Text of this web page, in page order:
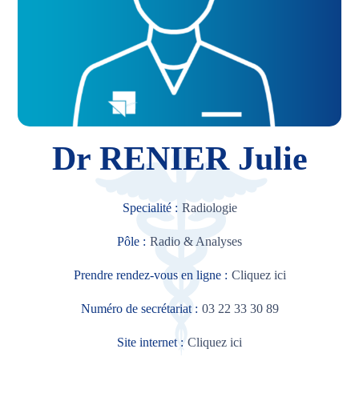
Dr RENIER Julie
Specialité : Radiologie
Pôle : Radio & Analyses
Prendre rendez-vous en ligne : Cliquez ici
Numéro de secrétariat : 03 22 33 30 89
Site internet : Cliquez ici